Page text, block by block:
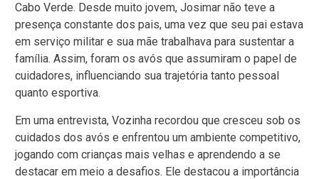
Cabo Verde. Desde muito jovem, Josimar não teve a
presença constante dos pais, uma vez que seu pai estava
em serviço militar e sua mãe trabalhava para sustentar a
família. Assim, foram os avós que assumiram o papel de
cuidadores, influenciando sua trajetória tanto pessoal
quanto esportiva.
Em uma entrevista, Vozinha recordou que cresceu sob os
cuidados dos avós e enfrentou um ambiente competitivo,
jogando com crianças mais velhas e aprendendo a se
destacar em meio a desafios. Ele destacou a importância